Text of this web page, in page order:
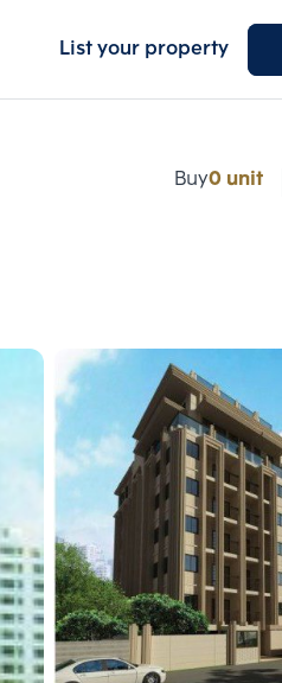
List your property
Buy0 unit